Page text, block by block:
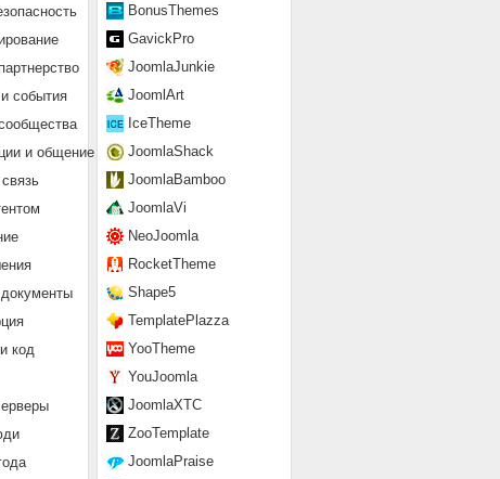
BonusThemes
GavickPro
JoomlaJunkie
JoomlArt
IceTheme
JoomlaShack
JoomlaBamboo
JoomlaVi
NeoJoomla
RocketTheme
Shape5
TemplatePlazza
YooTheme
YouJoomla
JoomlaXTC
ZooTemplate
JoomlaPraise
события
и общение
код